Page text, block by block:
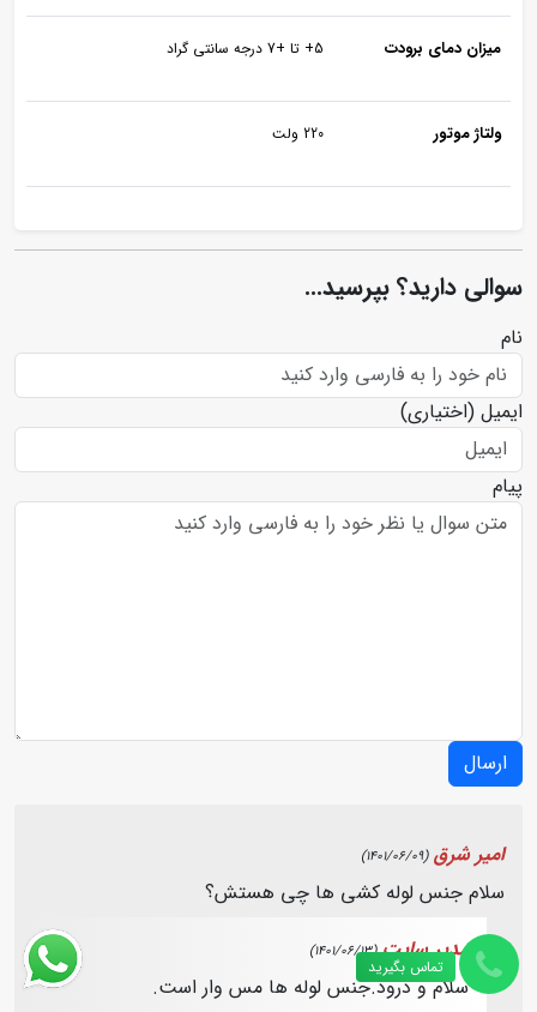
میزان دمای برودت 5+ تا +7 درجه سانتی گراد
ولتاژ موتور 220 ولت
سوالی دارید؟ بپرسید...
نام
ایمیل (اختیاری)
پیام
ارسال
امیر شرق (1401/06/09)
سلام جنس لوله کشی ها چی هستش؟
مدیر سایت (1401/06/13)
سلام و درود.جنس لوله ها مس وار است.
تماس بگیرید